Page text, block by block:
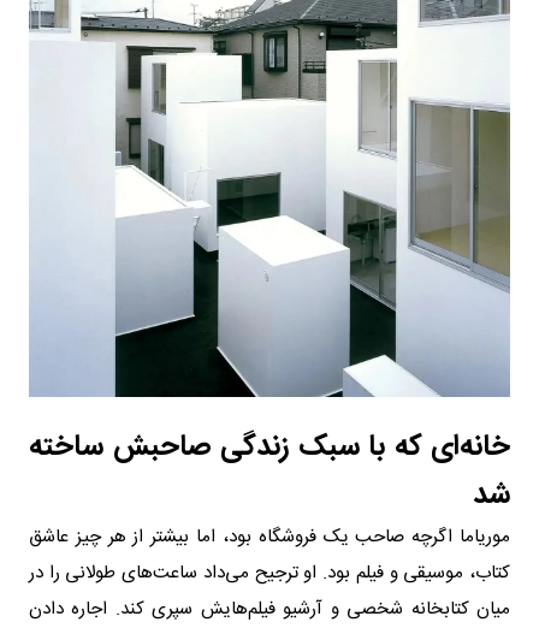
خانه‌ای که با سبک زندگی صاحبش ساخته
شد
موریاما اگرچه صاحب یک فروشگاه بود، اما بیشتر از هر چیز عاشق
کتاب، موسیقی و فیلم بود. او ترجیح می‌داد ساعت‌های طولانی را در
میان کتابخانه شخصی و آرشیو فیلم‌هایش سپری کند. اجاره دادن